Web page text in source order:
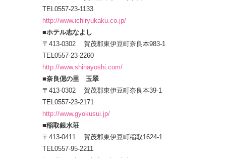
TEL0557-23-1133
http://www.ichiryukaku.co.jp/
■ホテル志なよし
〒413-0302 賀茂郡東伊豆町奈良本983-1
TEL0557-23-2260
http://www.shinayoshi.com/
■奈良偲の里 玉翠
〒413-0302 賀茂郡東伊豆町奈良本39-1
TEL0557-23-2171
http://www.gyokusui.jp/
■稲取銀水荘
〒413-0411 賀茂郡東伊豆町稲取1624-1
TEL0557-95-2211